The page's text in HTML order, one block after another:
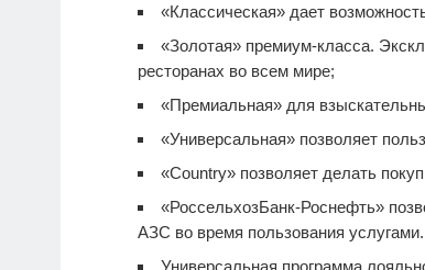
«Классическая» дает
«Золотая» премиум-класса.
ресторанах во всем мире;
«Премиальная» для
«Универсальная» позволяет
«Country» позволяет делать
«РоссельхозБанк-Роснефть»
АЗС во время пользования услугами.
Универсальная программа